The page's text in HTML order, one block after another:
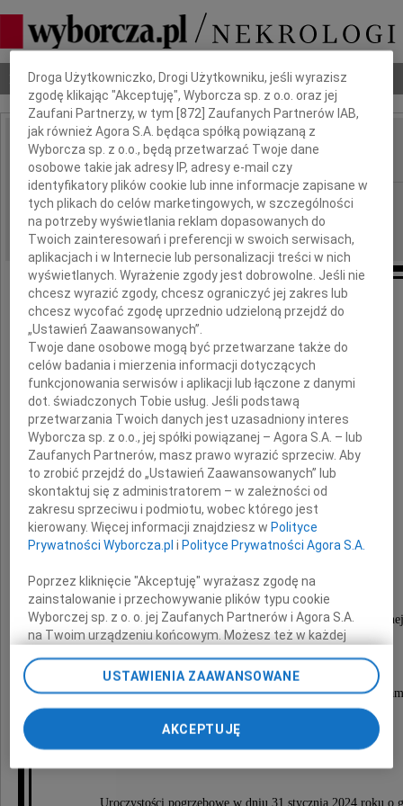
Nekrologi Odeszli Poradnik pogrzebowy
IMIĘ I NAZWISKO: Adam Szydłowski
REGION: cała Polska
DATA EMISJI: 31.01.2024
Z ogromnym żalem informujemy,
że 25 stycznia 2024 roku zmarł
płk dr inż.
Adam Szydłowski
emerytowany oficer Wojska Polskiego,
wykładowca na Wojskowej Akademii
ukochany Mąż, Tata i Dziadek
Pozostanie na zawsze w naszych sercach i naszej
Uroczystości pogrzebowe w dniu 31 stycznia 2024 roku o
Dbamy o Twoją prywatność
Droga Użytkowniczko, Drogi Użytkowniku, jeśli wyrazisz
zgodę klikając "Akceptuję", Wyborcza sp. z o.o. oraz jej
Zaufani Partnerzy, w tym [872 ] Zaufanych Partnerów IAB,
jak również Agora S.A. będąca spółką powiązaną z
Wyborcza sp. z o.o., będą przetwarzać Twoje dane
osobowe takie jak adresy IP, adresy e-mail czy
identyfikatory plików cookie lub inne informacje zapisane w
tych plikach do celów marketingowych, w szczególności
na potrzeby wyświetlania reklam dopasowanych do
Twoich zainteresowań i preferencji w swoich serwisach,
aplikacjach i w Internecie lub personalizacji treści w nich
wyświetlanych. Wyrażenie zgody jest dobrowolne. Jeśli nie
chcesz wyrazić zgody, chcesz ograniczyć jej zakres lub
chcesz wycofać zgodę uprzednio udzieloną przejdź do
„Ustawień Zaawansowanych”.
Twoje dane osobowe mogą być przetwarzane także do
celów badania i mierzenia informacji dotyczących
funkcjonowania serwisów i aplikacji lub łączone z danymi
dot. świadczonych Tobie usług. Jeśli podstawą
przetwarzania Twoich danych jest uzasadniony interes
Wyborcza sp. z o.o., jej spółki powiązanej – Agora S.A. – lub
Zaufanych Partnerów, masz prawo wyrazić sprzeciw. Aby
to zrobić przejdź do „Ustawień Zaawansowanych” lub
skontaktuj się z administratorem – w zależności od
zakresu sprzeciwu i podmiotu, wobec którego jest
kierowany. Więcej informacji znajdziesz w Polityce
Prywatności Wyborcza.pl i Polityce Prywatności Agora S.A.
Poprzez kliknięcie "Akceptuję" wyrażasz zgodę na
zainstalowanie i przechowywanie plików typu cookie
Wyborczej sp. z o. o. jej Zaufanych Partnerów i Agora S.A.
na Twoim urządzeniu końcowym. Możesz też w każdej
chwili zmienić swoje preferencje dot. plików cookie,
ponownie wywołując narzędzie do zarządzania Twoimi
preferencjami dot. przetwarzania danych poprzez
odnośnik „Ustawienia prywatności” w stopce serwisu i
przechodząc do sekcji „Ustawienia zaawansowane”.
Zmiana ustawień plików cookie możliwa jest także za
My, nasi Zaufani Partnerzy i Agora S.A. możemy
USTAWIENIA ZAAWANSOWANE
AKCEPTUJĘ